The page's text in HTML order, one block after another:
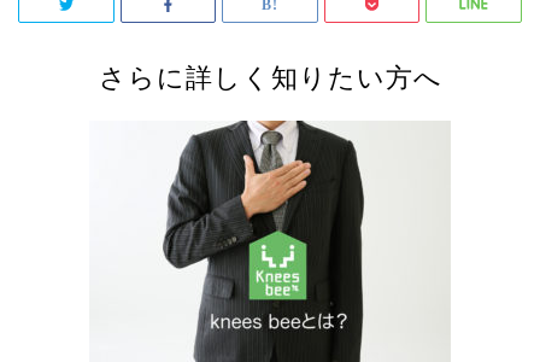
さらに詳しく知りたい方へ